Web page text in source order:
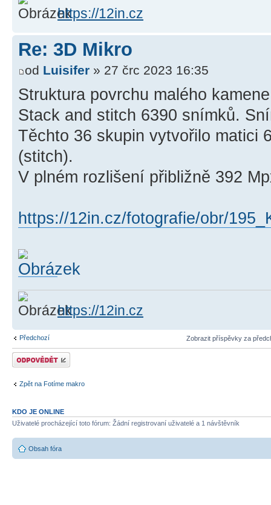
https://12in.cz
Re: 3D Mikro
od Luisifer » 27 črc 2023 16:35
Struktura povrchu malého
Stack and stitch 6390 snímků.
Těchto 36 skupin vytvořilo matici
(stitch).
V plném rozlišení přibližně 392
https://12in.cz/fotografie/obr/
https://12in.cz
Předchozí Zobrazit příspěvky za
Odeslat odpověď
Zpět na Fotíme makro
KDO JE ONLINE
Uživatelé procházející toto fórum: Žádní registrovaní uživatelé a 1 návštěvník
Obsah fóra